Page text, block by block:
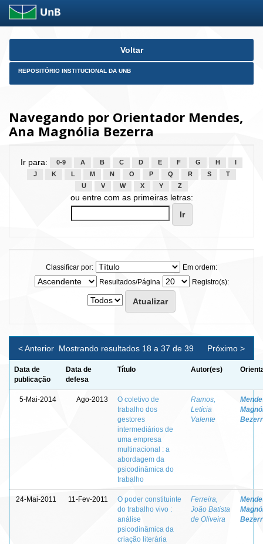
Skip
Voltar
REPOSITÓRIO INSTITUCIONAL DA UNB
Navegando por Orientador Mendes,
Ana Magnólia Bezerra
Ir para: 0-9 A B C D E F G H
J
K L M N O P Q R S
T
U
V W X Y Z
ou entre com as primeiras letras:
Classificar por:
Em ordem:
Resultados/Página
Registro(s):
Mostrando resultados 18 a 37 de 39
< Anterior Próximo >
Data de
publicação
Data de
defesa
Título Autor(es)
5-Mai-2014 Ago-2013
O coletivo de
trabalho dos
gestores
intermediários de
uma empresa
multinacional : a
abordagem da
psicodinâmica do
trabalho
Ramos,
Letícia
Valente
24-Mai-2011 11-Fev-2011
O poder constituinte
do trabalho vivo :
análise
psicodinâmica da
criação literária
Ferreira,
João Batista
de Oliveira